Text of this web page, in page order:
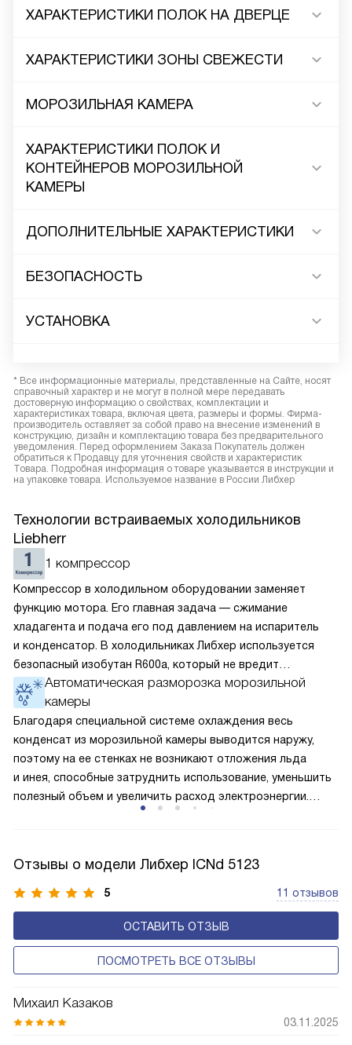
ХАРАКТЕРИСТИКИ ПОЛОК НА ДВЕРЦЕ
ХАРАКТЕРИСТИКИ ЗОНЫ СВЕЖЕСТИ
МОРОЗИЛЬНАЯ КАМЕРА
ХАРАКТЕРИСТИКИ ПОЛОК И
КОНТЕЙНЕРОВ МОРОЗИЛЬНОЙ
КАМЕРЫ
ДОПОЛНИТЕЛЬНЫЕ ХАРАКТЕРИСТИКИ
БЕЗОПАСНОСТЬ
УСТАНОВКА
* Все информационные материалы, представленные на Сайте, носят
справочный характер и не могут в полной мере передавать
достоверную информацию о свойствах, комплектации и
характеристиках товара, включая цвета, размеры и формы. Фирма-
производитель оставляет за собой право на внесение изменений в
конструкцию, дизайн и комплектацию товара без предварительного
уведомления. Перед оформлением Заказа Покупатель должен
обратиться к Продавцу для уточнения свойств и характеристик
Товара. Подробная информация о товаре указывается в инструкции и
на упаковке товара. Используемое название в России Либхер
Технологии встраиваемых холодильников
Liebherr
1 компрессор
Компрессор в холодильном оборудовании заменяет
функцию мотора. Его главная задача — сжимание
хладагента и подача его под давлением на испаритель
и конденсатор. В холодильниках Либхер используется
безопасный изобутан R600a, который не вредит
окружающей среде. Компрессор перегоняет его
по охладительному контуру по принципу насоса. Чем
лучше работает «мотор» прибора, тем качественнее
и быстрее происходит охлаждение, затрачивается
меньше электроэнергии.
Автоматическая разморозка морозильной
камеры
Благодаря специальной системе охлаждения весь
конденсат из морозильной камеры выводится наружу,
поэтому на ее стенках не возникают отложения льда
и инея, способные затруднить использование, уменьшить
полезный объем и увеличить расход электроэнергии.
Отзывы о модели Либхер ICNd 5123
5 11 отзывов
ОСТАВИТЬ ОТЗЫВ
ПОСМОТРЕТЬ ВСЕ ОТЗЫВЫ
Михаил Казаков
03.11.2025